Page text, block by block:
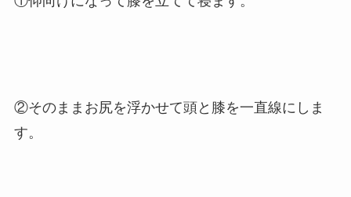
②そのままお尻を浮かせて頭と膝を一直線にしま
す。